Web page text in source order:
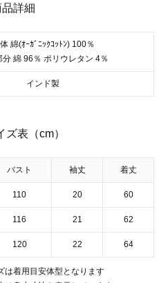
詳細
綿(ｵｰｶﾞﾆｯｸｺｯﾄﾝ) 100％
分 綿 96％ ポリウレタン 4％
インド製
ズ表（cm）
バスト 袖丈 着丈
110 20 60
116 21 62
120 22 64
着用目安体型となります